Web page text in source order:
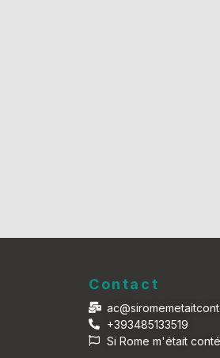
Contact
+393485133519
Si Rome m'était